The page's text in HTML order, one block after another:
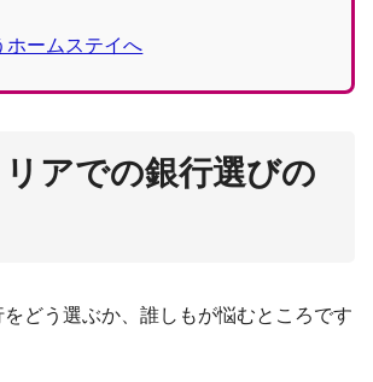
ホームステイへ
アでの銀行選びの
どう選ぶか、誰しもが悩むところです